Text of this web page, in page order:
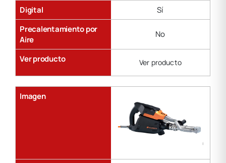
Digital
Sí
Precalentamiento por
Aire
No
Ver producto Ver producto
Imagen